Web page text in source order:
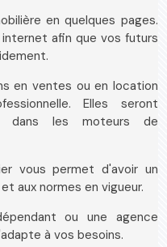
en quelques pages.
afin que vos futurs
en ventes ou en location
Elles seront
dans les moteurs de
vous permet d'avoir un
aux normes en vigueur.
ou une agence
à vos besoins.